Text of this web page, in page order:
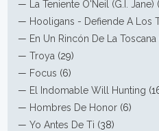
—
La Teniente O'Neil (G.I. Jane)
— Hooligans - Defiende A Los
— En Un Rincón De La Toscana
—Troya (29)
— Focus (6)
— El Indomable Will Hunting
— Hombres De Honor (6)
—Yo Antes De Ti (38)